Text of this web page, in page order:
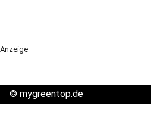
Anzeige
© mygreentop.de